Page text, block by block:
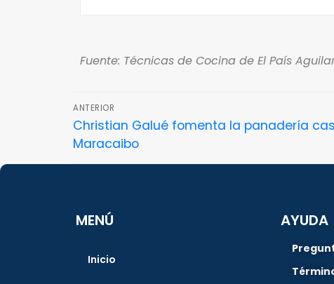
Fuente: Técnicas de Cocina de El País
ANTERIOR
Christian Galué fomenta la panadería
Maracaibo
MENÚ
Inicio
AYUDA